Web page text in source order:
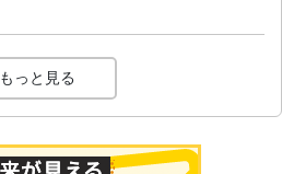
もっと見る